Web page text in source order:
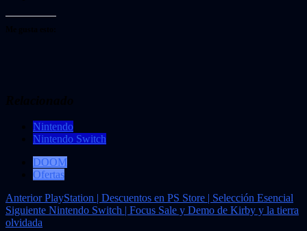
Nintendo
Nintendo Switch
DOOM
Ofertas
Navegación
de
AnteriorPlayStation | Descuentos en PS Store | Selección Esencial
Siguiente Nintendo Switch | Focus Sale y Demo de Kirby y la tierra
olvidada